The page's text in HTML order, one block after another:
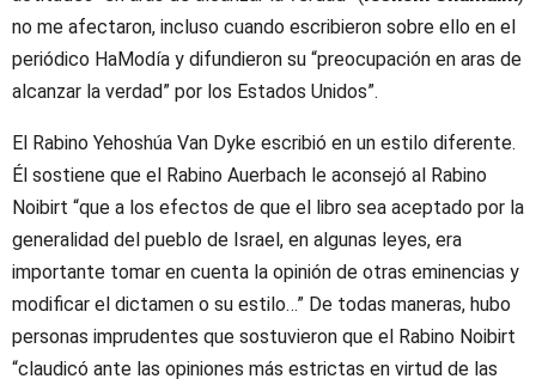
no me afectaron, incluso cuando escribieron sobre ello en el
periódico HaModía y difundieron su “preocupación en aras de
alcanzar la verdad” por los Estados Unidos”.
El Rabino Yehoshúa Van Dyke escribió en un estilo diferente.
Él sostiene que el Rabino Auerbach le aconsejó al Rabino
Noibirt “que a los efectos de que el libro sea aceptado por la
generalidad del pueblo de Israel, en algunas leyes, era
importante tomar en cuenta la opinión de otras eminencias y
modificar el dictamen o su estilo…” De todas maneras, hubo
personas imprudentes que sostuvieron que el Rabino Noibirt
“claudicó ante las opiniones más estrictas en virtud de las